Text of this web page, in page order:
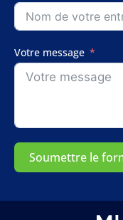
Votre message
Soumettre le